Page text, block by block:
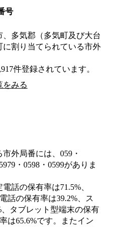
号
、多気郡（多気町及び大台
に割り当てられている市外
件登録されています。
をみる
外局番には、059・
・0598・0599がありま
話の保有率は71.5%、
話の保有率は39.2%、ス
タブレット型端末の保有
は65.6%です。またイン